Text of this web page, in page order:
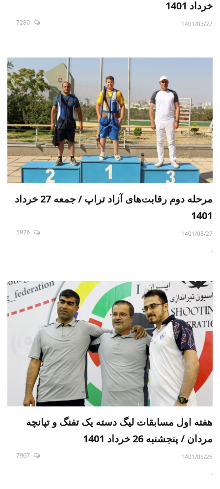
خرداد 1401
1401/03/27
7280
مرحله دوم رقابت‌های آزاد تراپ / جمعه 27 خرداد
1401
1401/03/27
5976
.
هفته اول مسابقات لیگ دسته یک تفنگ و تپانچه
مردان / پنجشنبه 26 خرداد 1401
1401/03/26
7967
.